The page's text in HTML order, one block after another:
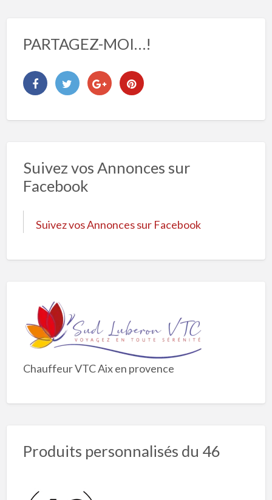
PARTAGEZ-MOI…!
Suivez vos Annonces sur
Facebook
Suivez vos Annonces sur Facebook
Chauffeur VTC Aix en provence
Produits personnalisés du 46